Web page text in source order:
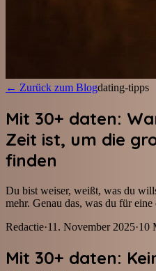
← Zurück zum Blogdating-tipps
Mit 30+ daten:
Zeit ist, um die
finden
Du bist weiser, weißt, was du
mehr. Genau das, was du für
Redactie·11. November 2025·10
Mit 30+ daten: